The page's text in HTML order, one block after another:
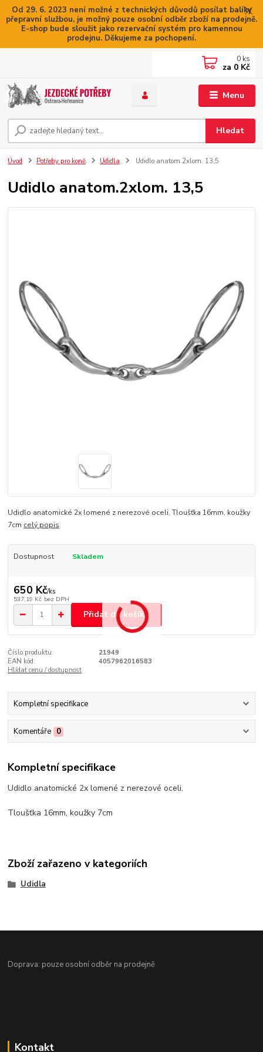
Od 29. 6. 2023 není možné z technických důvodů posílat balíky
přepravní službou, je možný pouze osobní odběr zboží na prodejně.
E-shop bude sloužit jako rezervační systém pro kamennou
prodejnu. Děkujeme za pochopení.
Menu
Hledat
0 ks
za 0 Kč
Úvod Potřeby pro koně Udidla Udidlo anatom.2xlom. 13,5
Udidlo anatom.2xlom. 13,5
Udidlo anatomické 2x lomené z nerezové oceli. Tloušťka 16mm, koužky
7cm celý popis
Dostupnost Skladem
650 Kč/ks
537,19 Kč bez DPH
Přidat do košíku
Číslo produktu:
21949
EAN kód:
4057962016583
Hlídat cenu / dostupnost
Kompletní specifikace
Komentáře 0
Kompletní specifikace
Udidlo anatomické 2x lomené z nerezové oceli.
Tloušťka 16mm, koužky 7cm
Zboží zařazeno v kategoriích
Udidla
Doprava: pouze osobní odběr na prodejně
Kontakt